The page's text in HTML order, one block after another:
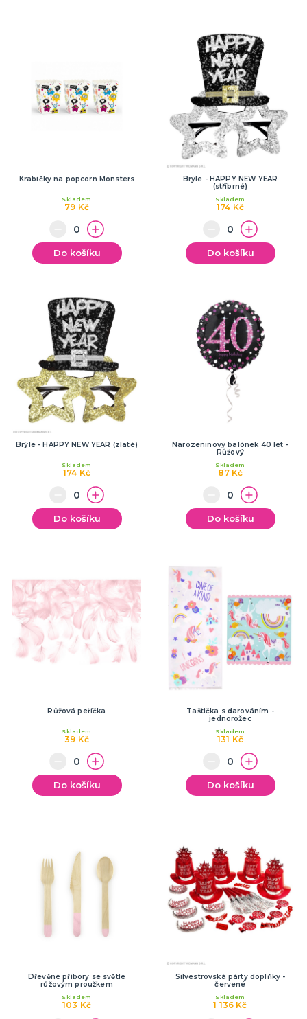
Krabičky na popcorn Monsters
79 Kč
Skladem
Do košíku
Brýle - HAPPY NEW YEAR
(stříbrné)
174 Kč
Skladem
Do košíku
Brýle - HAPPY NEW YEAR (zlaté)
174 Kč
Skladem
Do košíku
Narozeninový balónek 40 let -
Růžový
87 Kč
Skladem
Do košíku
Růžová peříčka
39 Kč
Skladem
Do košíku
Taštička s darováním -
jednorožec
131 Kč
Skladem
Do košíku
Dřevěné příbory se světle
růžovým proužkem
103 Kč
Skladem
Silvestrovská párty doplňky -
červené
1 136 Kč
Skladem